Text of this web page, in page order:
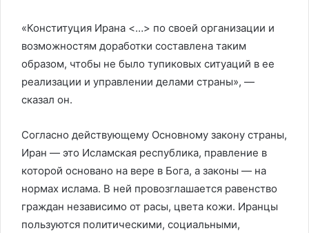
«Конституция Ирана <…> по своей организации и
возможностям доработки составлена таким
образом, чтобы не было тупиковых ситуаций в ее
реализации и управлении делами страны», —
сказал он.
Согласно действующему Основному закону страны,
Иран — это Исламская республика, правление в
которой основано на вере в Бога, а законы — на
нормах ислама. В ней провозглашается равенство
граждан независимо от расы, цвета кожи. Иранцы
пользуются политическими, социальными,